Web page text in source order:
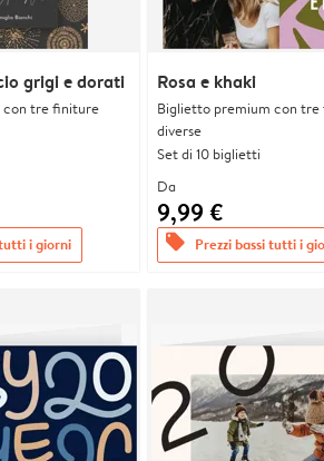
grigi e dorati
con tre finiture
i giorni
Rosa e khaki
Biglietto premium con
diverse
Set di 10 biglietti
Da
9,99 €
offers Prezzi bassi tutti i